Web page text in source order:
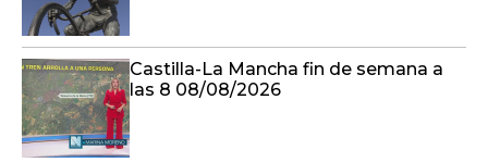
Castilla-La Mancha fin de semana a
las 8 08/08/2026